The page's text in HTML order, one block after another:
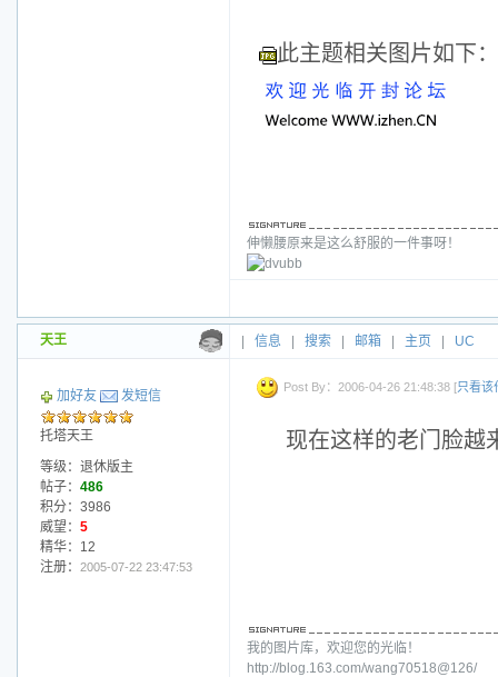
此主题相关图片如下：
伸懒腰原来是这么舒服的一件事呀！
天王 信息 搜索 邮箱 主页 UC
加好友 发短信
托塔天王
等级：退休版主
帖子： 486
积分：3986
威望： 5
精华：12
注册： 2005-07-22 23:47:53
Post By：2006-04-26 21:48:38 [只看该
现在这样的老门脸越
我的图片库，欢迎您的光临！
http://blog.163.com/wang70518@126/